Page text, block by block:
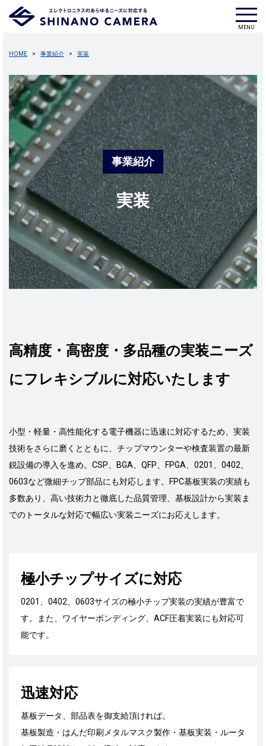
HOME 事業紹介 実装
事業紹介
実装
高精度・高密度・多品種の実装ニーズ
にフレキシブルに対応いたします
小型・軽量・高性能化する電子機器に迅速に対応するため、実装
技術をさらに磨くとともに、チップマウンターや検査装置の最新
鋭設備の導入を進め。CSP、BGA、QFP、FPGA、0201、0402、
0603など微細チップ部品にも対応します。FPC基板実装の実績も
多数あり、高い技術力と徹底した品質管理、基板設計から実装ま
でのトータルな対応で幅広い実装ニーズにお応えします。
極小チップサイズに対応
0201、0402、0603サイズの極小チップ実装の実績が豊富で
す。また、ワイヤーボンディング、ACF圧着実装にも対応可
能です。
迅速対応
基板データ、部品表を御支給頂ければ。
基板製造・はんだ印刷メタルマスク製作・基板実装・ルータ